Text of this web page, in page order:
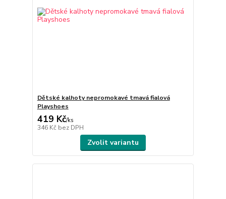
Dětské kalhoty nepromokavé tmavá fialová
Playshoes
419 Kč/ks
346 Kč bez DPH
Zvolit variantu